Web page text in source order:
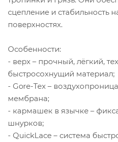
сцепление и стабильность
поверхностях.
Особенности:
- верх – прочный, лёгкий,
быстросохнущий материал;
- Gore-Tex –
мембрана;
- кармашек в язычке –
шнурков;
- QuickLace – система